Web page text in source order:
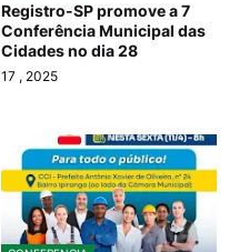
Registro-SP promove a 7
Conferência Municipal das
Cidades no dia 28
17 , 2025